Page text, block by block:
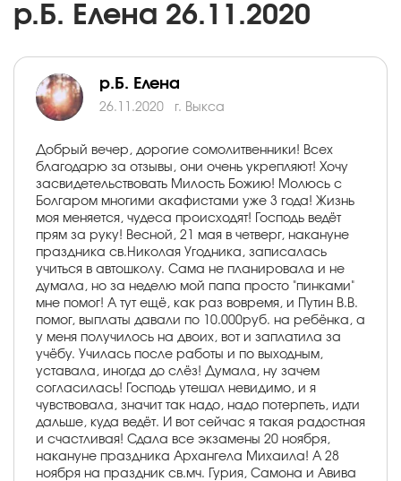
р.Б. Елена 26.11.2020
р.Б. Елена
26.11.2020 г. Выкса
Добрый вечер, дорогие сомолитвенники! Всех
благодарю за отзывы, они очень укрепляют! Хочу
засвидетельствовать Милость Божию! Молюсь с
Болгаром многими акафистами уже 3 года! Жизнь
моя меняется, чудеса происходят! Господь ведёт
прям за руку! Весной, 21 мая в четверг, накануне
праздника св.Николая Угодника, записалась
учиться в автошколу. Сама не планировала и не
думала, но за неделю мой папа просто "пинками"
мне помог! А тут ещё, как раз вовремя, и Путин В.В.
помог, выплаты давали по 10.000руб. на ребёнка, а
у меня получилось на двоих, вот и заплатила за
учёбу. Училась после работы и по выходным,
уставала, иногда до слёз! Думала, ну зачем
согласилась! Господь утешал невидимо, и я
чувствовала, значит так надо, надо потерпеть, идти
дальше, куда ведёт. И вот сейчас я такая радостная
и счастливая! Сдала все экзамены 20 ноября,
накануне праздника Архангела Михаила! А 28
ноября на праздник св.мч. Гурия, Самона и Авива